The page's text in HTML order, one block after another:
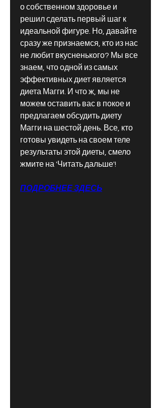
о собственном здоровье и
решил сделать первый шаг к
идеальной фигуре. Но, давайте
сразу же признаемся, кто из нас
не любит вкусненького? Мы все
знаем, что одной из самых
эффективных диет является
диета Магги. И что ж, мы не
можем оставить вас в покое и
предлагаем обсудить диету
Магги на шестой день. Все, кто
готовы увидеть на своем теле
результаты этой диеты, смело
жмите на 'Читать дальше'!
ПОДРОБНЕЕ ЗДЕСЬ